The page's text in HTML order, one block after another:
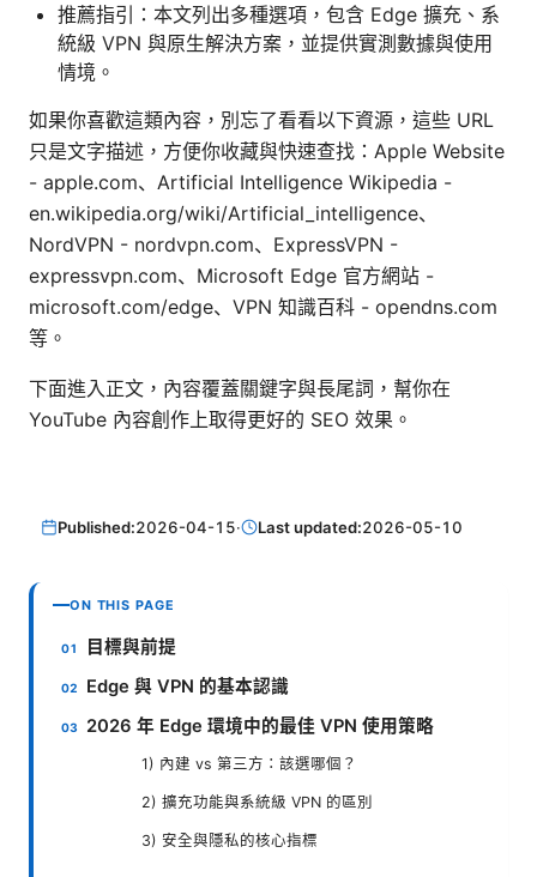
推薦指引：本文列出多種選項，包含 Edge 擴充、系
統級 VPN 與原生解決方案，並提供實測數據與使用
情境。
如果你喜歡這類內容，別忘了看看以下資源，這些 URL
只是文字描述，方便你收藏與快速查找：Apple Website
- apple.com、Artificial Intelligence Wikipedia -
en.wikipedia.org/wiki/Artificial_intelligence、
NordVPN - nordvpn.com、ExpressVPN -
expressvpn.com、Microsoft Edge 官方網站 -
microsoft.com/edge、VPN 知識百科 - opendns.com
等。
下面進入正文，內容覆蓋關鍵字與長尾詞，幫你在
YouTube 內容創作上取得更好的 SEO 效果。
Published:2026-04-15· Last updated:2026-05-10
ON THIS PAGE
目標與前提
Edge 與 VPN 的基本認識
2026 年 Edge 環境中的最佳 VPN 使用策略
1) 內建 vs 第三方：該選哪個？
2) 擴充功能與系統級 VPN 的區別
3) 安全與隱私的核心指標